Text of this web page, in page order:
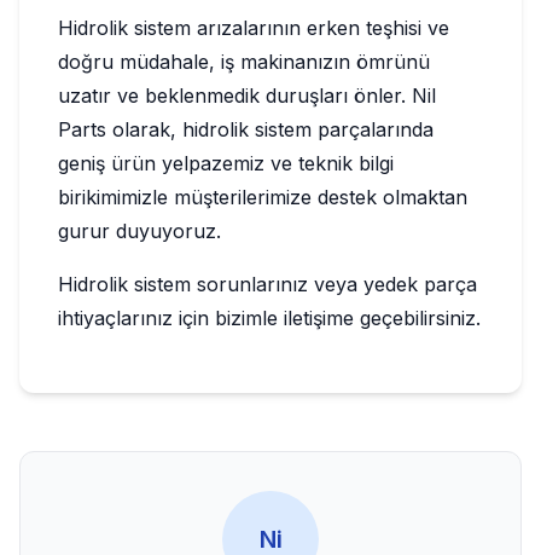
Hidrolik sistem arızalarının erken teşhisi ve
doğru müdahale, iş makinanızın ömrünü
uzatır ve beklenmedik duruşları önler. Nil
Parts olarak, hidrolik sistem parçalarında
geniş ürün yelpazemiz ve teknik bilgi
birikimimizle müşterilerimize destek olmaktan
gurur duyuyoruz.
Hidrolik sistem sorunlarınız veya yedek parça
ihtiyaçlarınız için bizimle iletişime geçebilirsiniz.
Ni